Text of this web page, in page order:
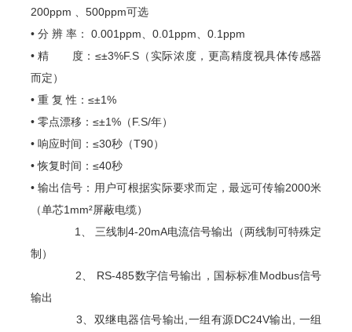
200ppm 、500ppm可选
• 分 辨 率： 0.001ppm、0.01ppm、0.1ppm
• 精 度：≤±3%F.S（实际浓度，更高精度视具体传感器
而定）
• 重 复 性：≤±1%
• 零点漂移：≤±1%（F.S/年）
• 响应时间：≤30秒（T90）
• 恢复时间：≤40秒
• 输出信号：用户可根据实际要求而定，最远可传输2000米
（单芯1mm²屏蔽电缆）
1、 三线制4-20mA电流信号输出（两线制可特殊定
制）
2、 RS-485数字信号输出，国标标准Modbus信号
输出
3、双继电器信号输出,一组有源DC24V输出, 一组